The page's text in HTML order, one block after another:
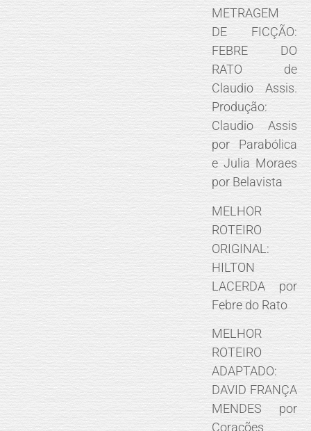
METRAGEM
DE FICÇÃO:
FEBRE DO
RATO de
Claudio Assis.
Produção:
Claudio Assis
por Parabólica
e Julia Moraes
por Belavista
MELHOR
ROTEIRO
ORIGINAL:
HILTON
LACERDA por
Febre do Rato
MELHOR
ROTEIRO
ADAPTADO:
DAVID FRANÇA
MENDES por
Corações